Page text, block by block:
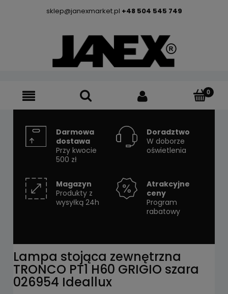
sklep@janexmarket.pl +48 504 545 749
Darmowa
dostawa
Przy kwocie
500 zł
Doradztwo
W doborze
oświetlenia
Magazyn
Produkty z
wysyłką 24h
Atrakcyjne
ceny
Program
rabatowy
Lampa stojąca zewnętrzna
TRONCO PT1 H60 GRIGIO szara
026954 Ideallux